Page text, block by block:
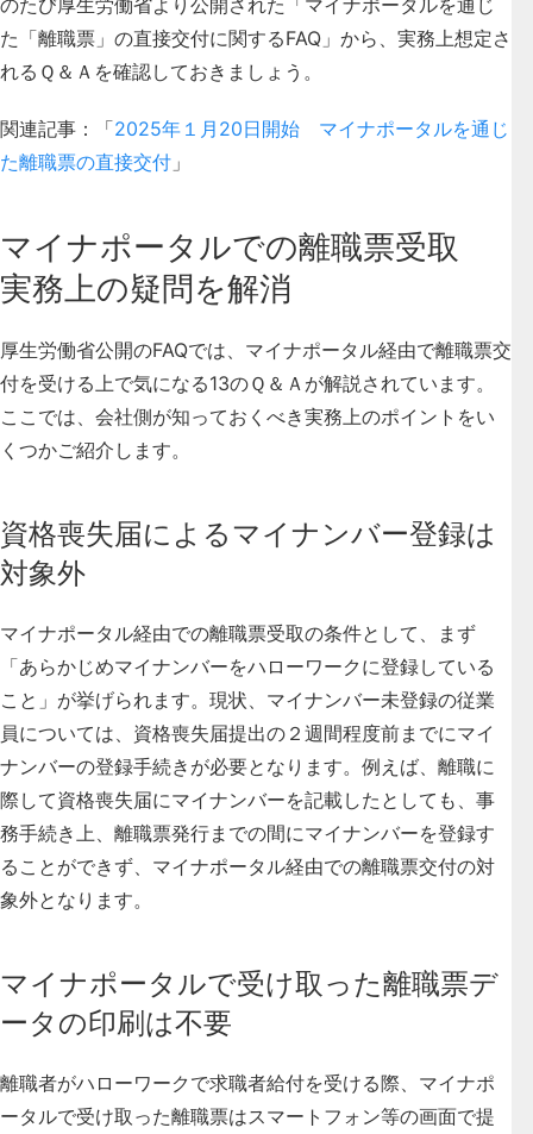
た「離職票」の直接交付に関するFAQ」から、実務上想定さ
れるＱ＆Ａを確認しておきましょう。
関連記事：「2025年１月20日開始 マイナポータルを通じ
た離職票の直接交付 」
マイナポータルでの離職票受取
実務上の疑問を解消
厚生労働省公開のFAQでは、マイナポータル経由で離職票交
付を受ける上で気になる13のＱ＆Ａが解説されています。
ここでは、会社側が知っておくべき実務上のポイントをい
くつかご紹介します。
資格喪失届によるマイナンバー登録は
対象外
マイナポータル経由での離職票受取の条件として、
まず
「あらかじめマイナンバーをハローワークに登録している
こと」が挙げられます。 現状、マイナンバー未登録の従業
員については、資格喪失届提出の２週間程度前までにマイ
ナンバーの登録手続きが必要となります。 例えば、離職に
際して資格喪失届にマイナンバーを記載したとしても、事
務手続き上、離職票発行までの間にマイナンバーを登録す
ることができず、マイナポータル経由での離職票交付の対
象外となります。
マイナポータルで受け取った離職票デ
ータの印刷は不要
離職者がハローワークで求職者給付を受ける際、マイナポ
ータルで受け取った離職票はスマートフォン等の画面で提